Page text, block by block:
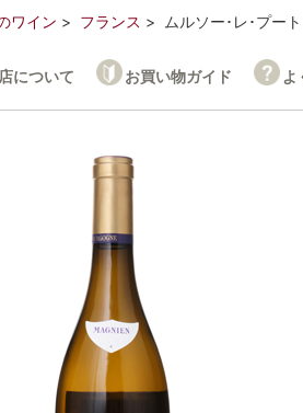
ワイン フランス ムルソー･レ･プー
について お買い物ガイド よ